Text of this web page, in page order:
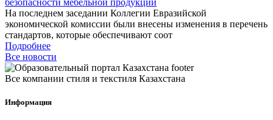
безопасности мебельной продукции
На последнем заседании Коллегии Евразийской
экономической комиссии были внесены изменения в перечень
стандартов, которые обеспечивают соот
Подробнее
Все новости
Все компании стиля и текстиля Казахстана
Информация